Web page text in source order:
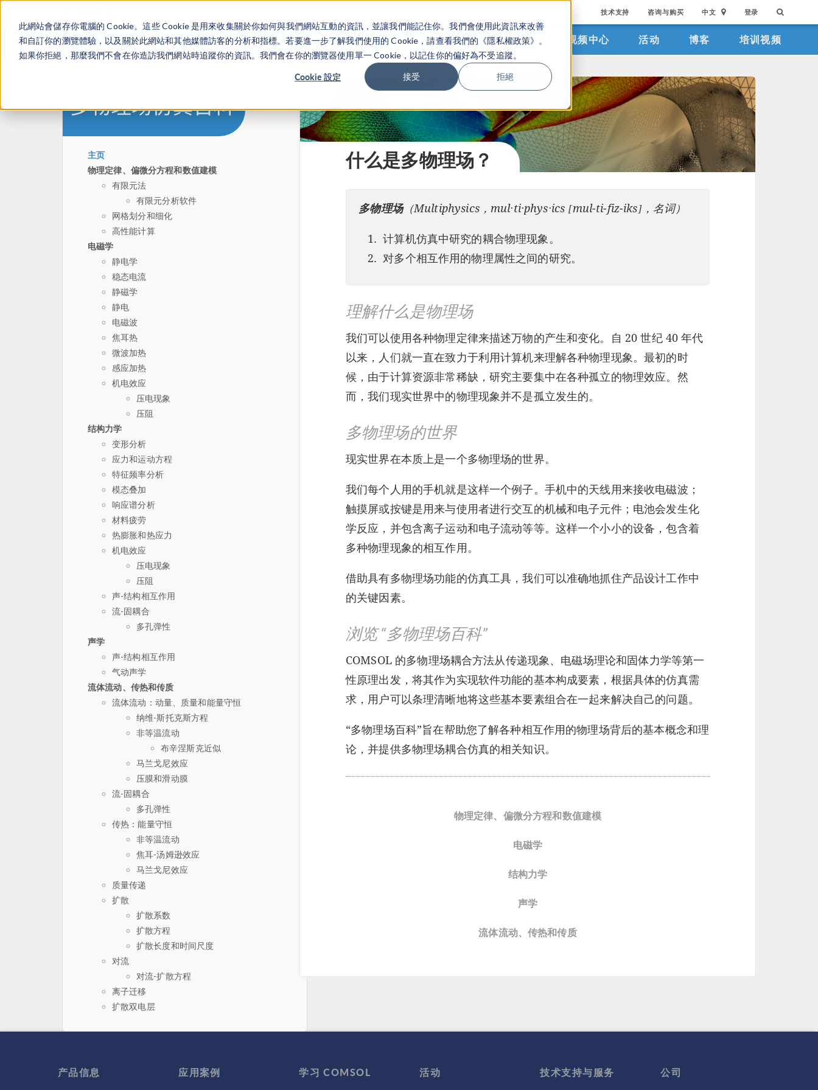
此網站會儲存你電腦的 Cookie。這些 Cookie 是用來收集關於你如何與我們網站互動的資訊，並讓我們能記住你。我們會使用此資訊來改善
和自訂你的瀏覽體驗，以及關於此網站和其他媒體訪客的分析和指標。若要進一步了解我們使用的 Cookie，請查看我們的《隱私權政策》。
如果你拒絕，那麼我們不會在你造訪我們網站時追蹤你的資訊。我們會在你的瀏覽器使用單一 Cookie，以記住你的偏好為不受追蹤。
Cookie 設定 接受 拒絕
技术支持 咨询与购买 中文 登录
产品 行业应用 视频中心 活动 博客 培训视频
主页
物理定律、偏微分方程和数值建模
有限元法
有限元分析软件
网格划分和细化
高性能计算
电磁学
静电学
稳态电流
静磁学
静电
电磁波
焦耳热
微波加热
感应加热
机电效应
压电现象
压阻
结构力学
变形分析
应力和运动方程
特征频率分析
模态叠加
响应谱分析
材料疲劳
热膨胀和热应力
机电效应
压电现象
压阻
声-结构相互作用
流-固耦合
多孔弹性
声学
声-结构相互作用
气动声学
流体流动、传热和传质
流体流动：动量、质量和能量守恒
纳维-斯托克斯方程
非等温流动
布辛涅斯克近似
马兰戈尼效应
压膜和滑动膜
流-固耦合
多孔弹性
传热：能量守恒
非等温流动
焦耳-汤姆逊效应
马兰戈尼效应
质量传递
扩散
扩散系数
扩散方程
扩散长度和时间尺度
对流
对流-扩散方程
离子迁移
扩散双电层
什么是多物理场？
多物理场（Multiphysics，mul·ti·phys·ics [mul-ti-fiz-iks]，名词）
计算机仿真中研究的耦合物理现象。
对多个相互作用的物理属性之间的研究。
理解什么是物理场
我们可以使用各种物理定律来描述万物的产生和变化。自 20 世纪 40 年代
以来，人们就一直在致力于利用计算机来理解各种物理现象。最初的时
候，由于计算资源非常稀缺，研究主要集中在各种孤立的物理效应。然
而，我们现实世界中的物理现象并不是孤立发生的。
多物理场的世界
现实世界在本质上是一个多物理场的世界。
我们每个人用的手机就是这样一个例子。手机中的天线用来接收电磁波；
触摸屏或按键是用来与使用者进行交互的机械和电子元件；电池会发生化
学反应，并包含离子运动和电子流动等等。这样一个小小的设备，包含着
多种物理现象的相互作用。
借助具有多物理场功能的仿真工具，我们可以准确地抓住产品设计工作中
的关键因素。
浏览 “多物理场百科”
COMSOL 的多物理场耦合方法从传递现象、电磁场理论和固体力学等第一
性原理出发，将其作为实现软件功能的基本构成要素，根据具体的仿真需
求，用户可以条理清晰地将这些基本要素组合在一起来解决自己的问题。
“多物理场百科”旨在帮助您了解各种相互作用的物理场背后的基本概念和理
论，并提供多物理场耦合仿真的相关知识。
物理定律、偏微分方程和数值建模
电磁学
结构力学
声学
流体流动、传热和传质
产品信息 应用案例 学习 COMSOL 活动 技术支持与服务 公司